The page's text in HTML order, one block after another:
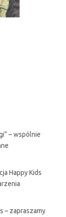
– wspólnie
Happy Kids
– zapraszamy